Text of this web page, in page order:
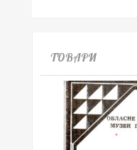
ТОВАРИ